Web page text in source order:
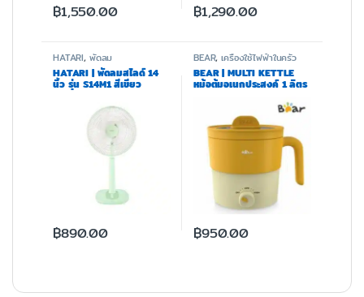
฿1,550.00 ฿1,290.00
HATARI, พัดลม
HATARI | พัดลมสไลด์ 14
นิ้ว รุ่น S14M1 สีเขียว
฿890.00
BEAR,เครื่องใช้ไฟฟ้าในครัว
BEAR | MULTI KETTLE
หม้อต้มอเนกประสงค์ 1 ลิตร
฿950.00